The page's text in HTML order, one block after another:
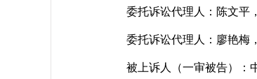
委托诉讼代理人：陈文平，
委托诉讼代理人：廖艳梅，
被上诉人（一审被告）：中